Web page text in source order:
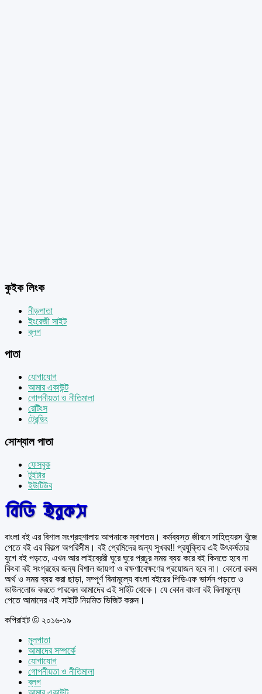
কুইক লিংক
নীড়পাতা
ইংরেজী সাইট
ব্লগ
পাতা
যোগাযোগ
আমার একাউন্ট
গোপনীয়তা ও নীতিমালা
রেটিংস
ট্রেন্ডিং
সোশ্যাল পাতা
ফেসবুক
টুইটার
ইউটিউব
বাংলা বই এর বিশাল সংগ্রহশালায় আপনাকে স্বাগতম। কর্মব্যস্ত জীবনে সাহিত্যরস খুঁজে
পেতে বই এর বিকল্প অপরিসীম। বই প্রেমিদের জন্য সুখবর!! প্রযুক্তির এই উৎকর্ষতার
যুগে বই পড়তে, এখন আর লাইব্রেরী ঘুরে ঘুরে প্রচুর সময় ব্যয় করে বই কিনতে হবে না
কিংবা বই সংগ্রহের জন্য বিশাল জায়গা ও রক্ষণাবেক্ষণের প্রয়োজন হবে না। কোনো রকম
অর্থ ও সময় ব্যয় করা ছাড়া, সম্পূর্ণ বিনামূল্যে বাংলা বইয়ের পিডিএফ ভার্সন পড়তে ও
ডাউনলোড করতে পারবেন আমাদের এই সাইট থেকে। যে কোন বাংলা বই বিনামূল্যে
পেতে আমাদের এই সাইটি নিয়মিত ভিজিট করুন।
কপিরাইট © ২০১৬-১৯
মূলপাতা
আমাদের সম্পর্কে
যোগাযোগ
গোপনীয়তা ও নীতিমালা
ব্লগ